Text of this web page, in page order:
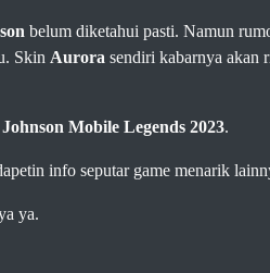
belum diketahui pasti. Namun
Skin Aurora sendiri kabarnya akan
Mobile Legends 2023.
info seputar game menarik
ya.